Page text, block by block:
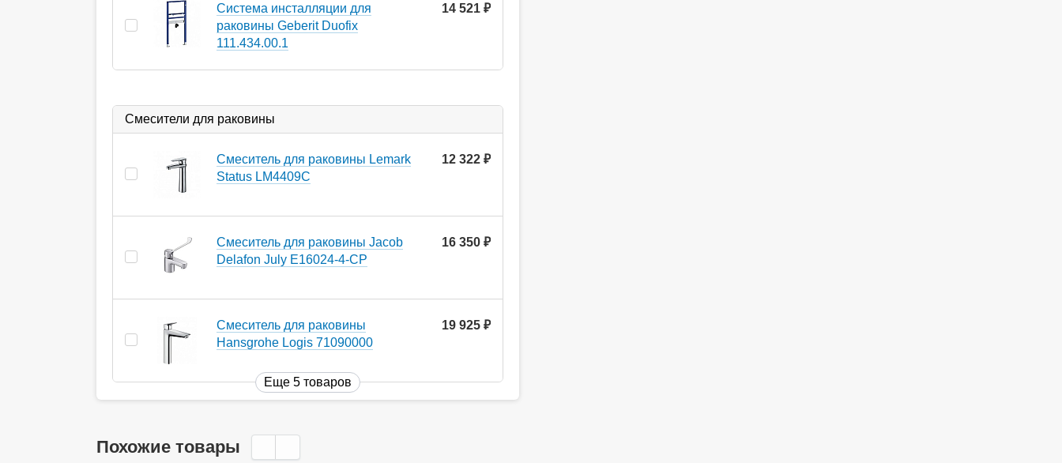
Система инсталляции для
раковины Geberit Duofix
111.434.00.1
14 521
Смесители для раковины
Смеситель для раковины Lemark
Status LM4409C
12 322
Смеситель для раковины Jacob
Delafon July E16024-4-CP
16 350
Смеситель для раковины
Hansgrohe Logis 71090000
19 925
Еще 5 товаров
Похожие товары